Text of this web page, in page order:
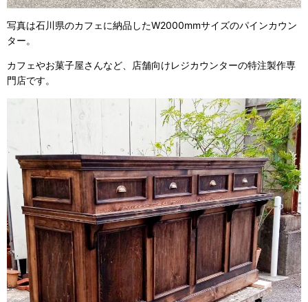
写真は石川県のカフェに納品したW2000mmサイズのパインカウン
ター。
カフェやお菓子屋さんなど、店舗向けレジカウンターの特注製作専
門店です。